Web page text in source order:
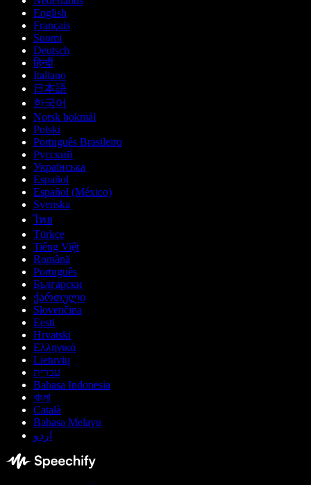
English
Français
Suomi
Deutsch
हिन्दी
Italiano
日本語
한국어
Norsk bokmål
Polski
Português Brasileiro
Русский
Українська
Español
Español (México)
Svenska
ไทย
Türkçe
Tiếng Việt
Română
Português
Български
ქართული
Slovenčina
Eesti
Hrvatski
Ελληνικά
Lietuvių
עברית
Bahasa Indonesia
বাংলা
Català
Bahasa Melayu
اردو